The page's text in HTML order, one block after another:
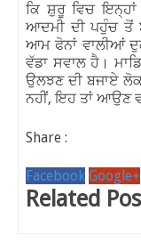
ਕਿ ਸ਼ੁਰੂ ਵਿਚ
ਆਦਮੀ ਦੀ ਪਹੁੰਚ ਤੋਂ
ਆਮ ਫੋਨਾਂ ਵਾਲੀਆਂ
ਵੱਡਾ ਸਵਾਲ ਹੈ।
ਉਲਝਣ ਦੀ ਬਜਾਏ
ਨਹੀਂ,ਇਹ ਤਾਂ ਆਉਣ
Share :
Facebook Google+
Related